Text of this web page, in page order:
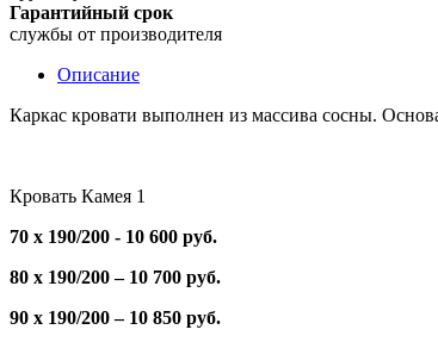
Гарантийный срок
службы от производителя
Описание
Каркас кровати выполнен из массива сосны.
Кровать Камея 1
70 х 190/200 - 10 600 руб.
80 х 190/200 – 10 700 руб.
90 х 190/200 – 10 850 руб.